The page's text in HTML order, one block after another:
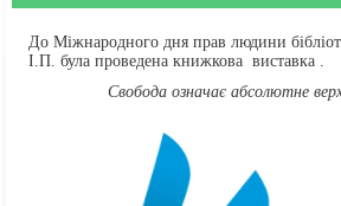
До Міжнародного дня прав людини
І.П. була проведена книжкова виставка .
Свобода означає абсолютне